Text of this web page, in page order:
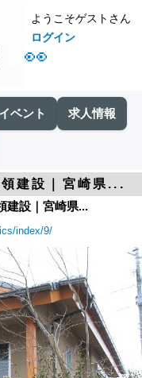
👀
ようこそゲストさん
ログイン
イベント 求人情報
建設｜宮崎県...
建設｜宮崎県...
index/9/